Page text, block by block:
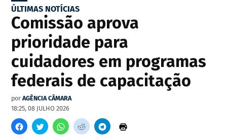
ÚLTIMAS NOTÍCIAS
Comissão aprova
prioridade para
cuidadores em programas
federais de capacitação
por AGÊNCIA CÂMARA
18:25, 08 JULHO 2026